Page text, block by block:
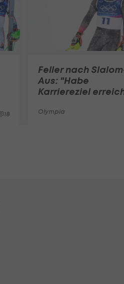
18
Feller nach
Aus: "Habe
Karriereziel
Olympia